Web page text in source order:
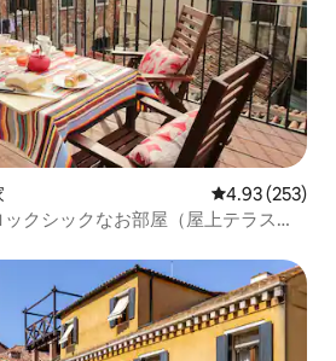
レビュー253
4.93 (253)
クシックなお部屋（屋上テラス付
スです。